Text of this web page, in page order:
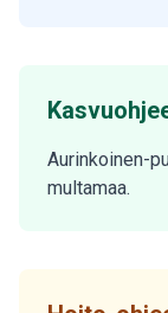
Aurinkoinen-
multamaa.